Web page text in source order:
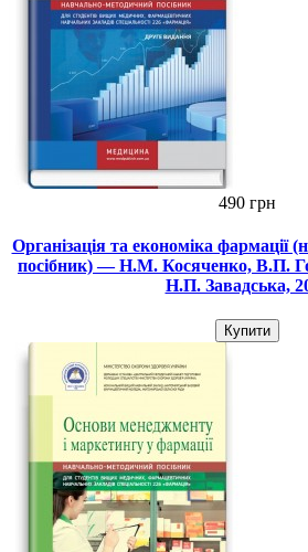
490 грн
Організація та економіка фармації
посібник) — Н.М. Косяченко, В.П.
Н.П. Завадська,
Купити